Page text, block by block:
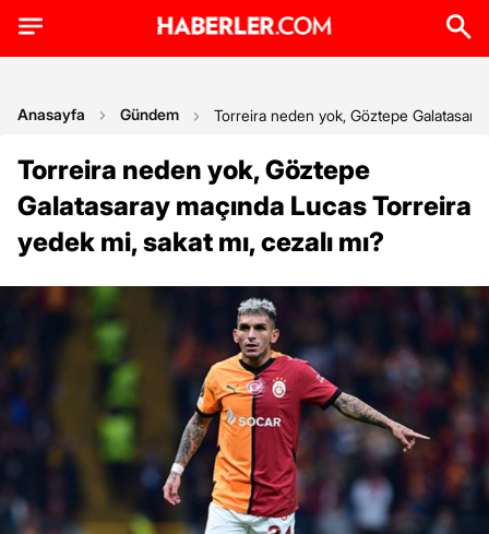
Anasayfa Gündem Torreira neden yok, Göztepe
Torreira neden yok, Göztepe
Galatasaray maçında Lucas Torreira
yedek mi, sakat mı, cezalı mı?